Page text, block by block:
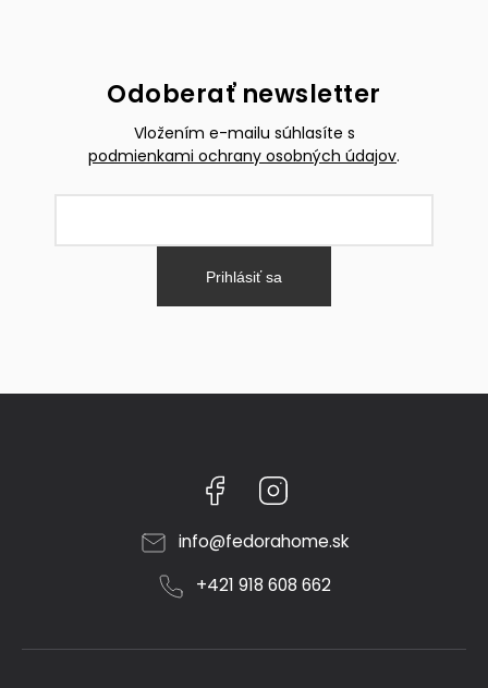
Odoberať newsletter
Vložením e-mailu súhlasíte s
podmienkami ochrany osobných údajov.
Prihlásiť sa
Facebook
info@fedorahome.sk
+421 918 608 662